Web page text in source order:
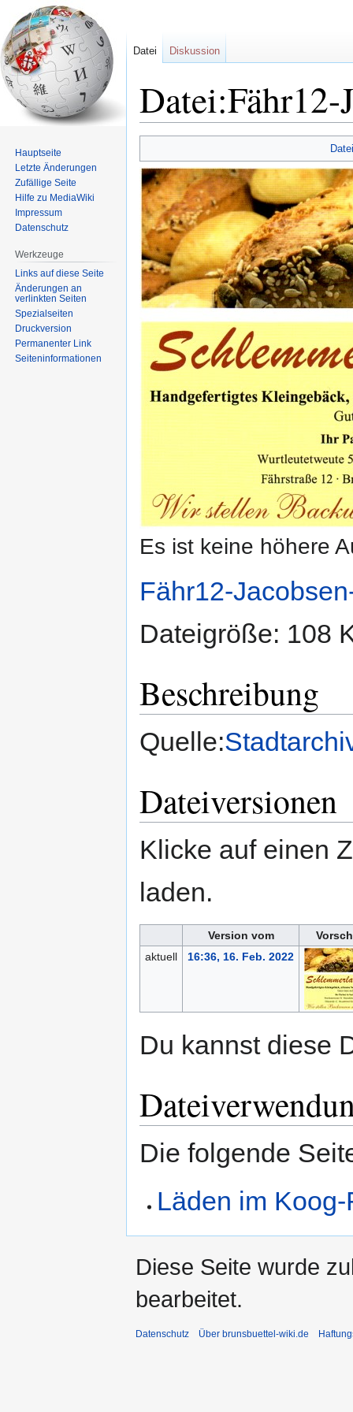
Datei:Fähr12-
Navigation
springen
Suche
springen
Es ist keine höhere
Fähr12-
Dateigröße: 108
Beschreibung
Quelle:
Dateiversionen
Klicke auf einen
laden.
Version vom
aktuell
16:36, 16. Feb. 2022
Du kannst diese
Die folgende
Läden im
Datei Diskussion
Hauptseite
Letzte Änderungen
Zufällige Seite
Hilfe zu MediaWiki
Impressum
Datenschutz
Werkzeuge
Links auf diese Seite
Änderungen an
verlinkten Seiten
Spezialseiten
Druckversion
Permanenter Link
Seiten­informationen
Diese Seite wurde
bearbeitet.
Datenschutz Über brunsbuettel-wiki.de